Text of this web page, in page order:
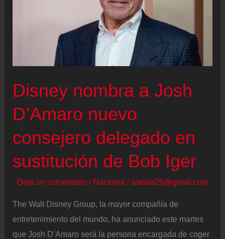
Disney nombra a Josh
D’Amaro nuevo
consejero delegado en
sustitución de Bob Iger
Deja un comentario / Nacional /walala26@gmail.com
The Walt Disney Group, la mayor compañía de
entretenimiento del mundo, ha anunciado este martes
que Josh D’Amaro será la persona encargada de coger